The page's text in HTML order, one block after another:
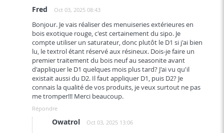
Fred Oct 03, 2025 08:43
Bonjour. Je vais réaliser des menuiseries extérieures en
bois exotique rouge, c'est certainement du sipo. Je
compte utiliser un saturateur, donc plutôt le D1 si j'ai bien
lu, le textrol étant réservé aux résineux. Dois-je faire un
premier traitement du bois neuf au seasonite avant
d'appliquer le D1 quelques mois plus tard? J'ai vu qu'il
existait aussi du D2. Il faut appliquer D1, puis D2? Je
connais la qualité de vos produits, je veux surtout ne pas
me tromper!!! Merci beaucoup.
Répondre
Owatrol Oct 03, 2025 13:06